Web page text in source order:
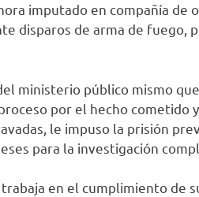
imputado en compañía de
disparos de arma de fuego,
ministerio público mismo
por el hecho cometido
le impuso la prisión
para la investigación
en el cumplimiento de